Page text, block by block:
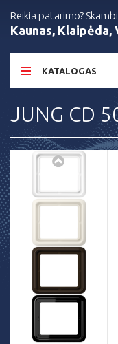
Reikia patarimo?
Kaunas, Klaipėda,
KATALOGAS
JUNG CD